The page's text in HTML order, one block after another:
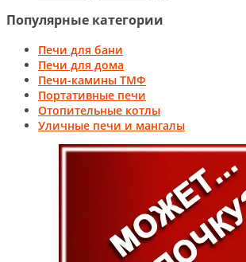
Популярные категории
Печи для бани
Печи для дома
Печи-камины ТМФ
Портативные печи
Отопительные котлы
Уличные печи и мангалы